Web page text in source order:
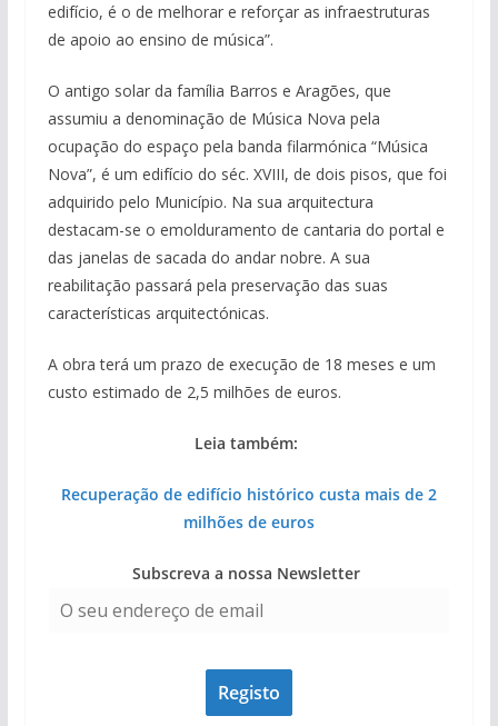
edifício, é o de melhorar e reforçar as infraestruturas
de apoio ao ensino de música”.
O antigo solar da família Barros e Aragões, que
assumiu a denominação de Música Nova pela
ocupação do espaço pela banda filarmónica “Música
Nova”, é um edifício do séc. XVIII, de dois pisos, que foi
adquirido pelo Município. Na sua arquitectura
destacam-se o emolduramento de cantaria do portal e
das janelas de sacada do andar nobre. A sua
reabilitação passará pela preservação das suas
características arquitectónicas.
A obra terá um prazo de execução de 18 meses e um
custo estimado de 2,5 milhões de euros.
Leia também:
Recuperação de edifício histórico custa mais de 2
milhões de euros
Subscreva a nossa Newsletter